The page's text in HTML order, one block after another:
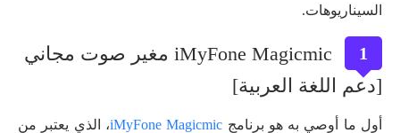
السيناريوهات.
1
iMyFone Magicmic مغير صوت مجاني
[دعم اللغة العربية]
أول ما أوصي به هو برنامج iMyFone Magicmic، الذي يعتبر من